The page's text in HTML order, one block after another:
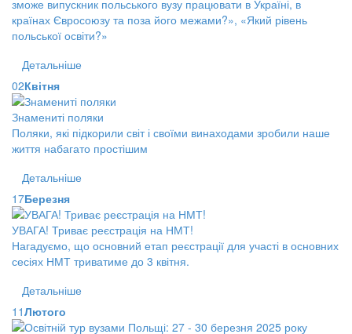
зможе випускник польського вузу працювати в Україні, в
країнах Євросоюзу та поза його межами?», «Який рівень
польської освіти?»
Детальніше
02Квітня
Знамениті поляки
Поляки, які підкорили світ і своїми винаходами зробили наше
життя набагато простішим
Детальніше
17Березня
УВАГА! Триває реєстрація на НМТ!
Нагадуємо, що основний етап реєстрації для участі в основних
сесіях НМТ триватиме до 3 квітня.
Детальніше
11Лютого